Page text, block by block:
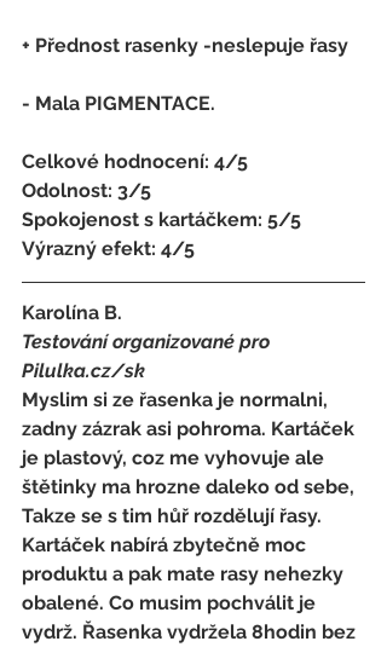
+ Přednost rasenky -neslepuje řasy
- Mala PIGMENTACE.
Celkové hodnocení: 4/5
Odolnost: 3/5
Spokojenost s kartáčkem: 5/5
Výrazný efekt: 4/5
Karolína B.
Testování organizované pro
Pilulka.cz/sk
Myslim si ze řasenka je normalni,
zadny zázrak asi pohroma. Kartáček
je plastový, coz me vyhovuje ale
štětinky ma hrozne daleko od sebe,
Takze se s tim hůř rozdělují řasy.
Kartáček nabírá zbytečně moc
produktu a pak mate rasy nehezky
obalené. Co musim pochválit je
vydrž. Řasenka vydržela 8hodin bez